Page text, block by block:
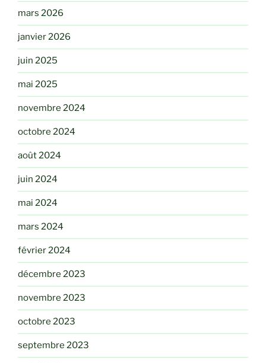
mars 2026
janvier 2026
juin 2025
mai 2025
novembre 2024
octobre 2024
août 2024
juin 2024
mai 2024
mars 2024
février 2024
décembre 2023
novembre 2023
octobre 2023
septembre 2023